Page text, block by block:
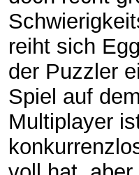
reiht sich
der Puzzler
Spiel auf
Multiplayer